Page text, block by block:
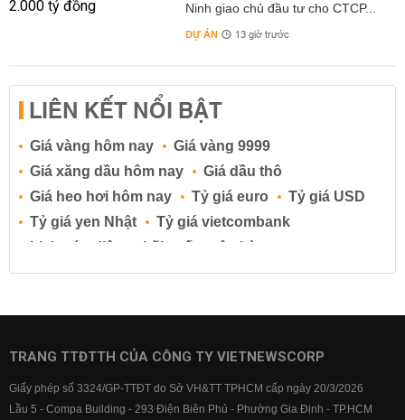
Ninh giao chủ đầu tư cho CTCP...
DỰ ÁN 13 giờ trước
LIÊN KẾT NỔI BẬT
Giá vàng hôm nay
Giá vàng 9999
Giá xăng dầu hôm nay
Giá dầu thô
Giá heo hơi hôm nay
Tỷ giá euro
Tỷ giá USD
Tỷ giá yen Nhật
Tỷ giá vietcombank
Lịch cúp điện
Lãi suất ngân hàng
Lãi suất tiết kiệm
Lãi suất tiền gửi
Lãi suất ngân hàng BIDV
Lãi suất ngân hàng Vietcombank
TRANG TTĐTTH CỦA CÔNG TY VIETNEWSCORP
Giấy phép số 3324/GP-TTĐT do Sở VH&TT TPHCM cấp ngày 20/3/2026
Lầu 5 - Compa Building - 293 Điện Biên Phủ - Phường Gia Định - TP.HCM